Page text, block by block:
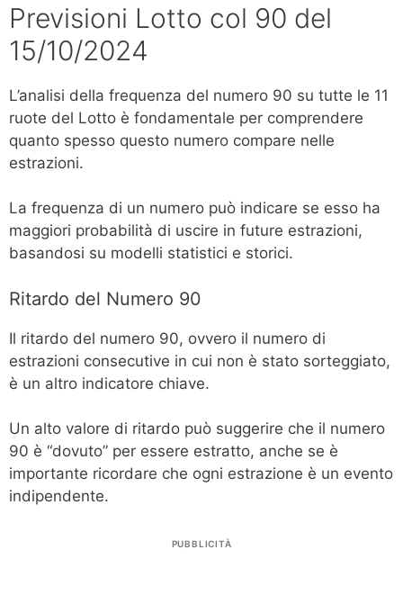
Previsioni Lotto col 90 del
15/10/2024
L’analisi della frequenza del numero 90 su tutte le 11
ruote del Lotto è fondamentale per comprendere
quanto spesso questo numero compare nelle
estrazioni.
La frequenza di un numero può indicare se esso ha
maggiori probabilità di uscire in future estrazioni,
basandosi su modelli statistici e storici.
Ritardo del Numero 90
Il ritardo del numero 90, ovvero il numero di
estrazioni consecutive in cui non è stato sorteggiato,
è un altro indicatore chiave.
Un alto valore di ritardo può suggerire che il numero
90 è “dovuto” per essere estratto, anche se è
importante ricordare che ogni estrazione è un evento
indipendente.
PUBBLICITÀ